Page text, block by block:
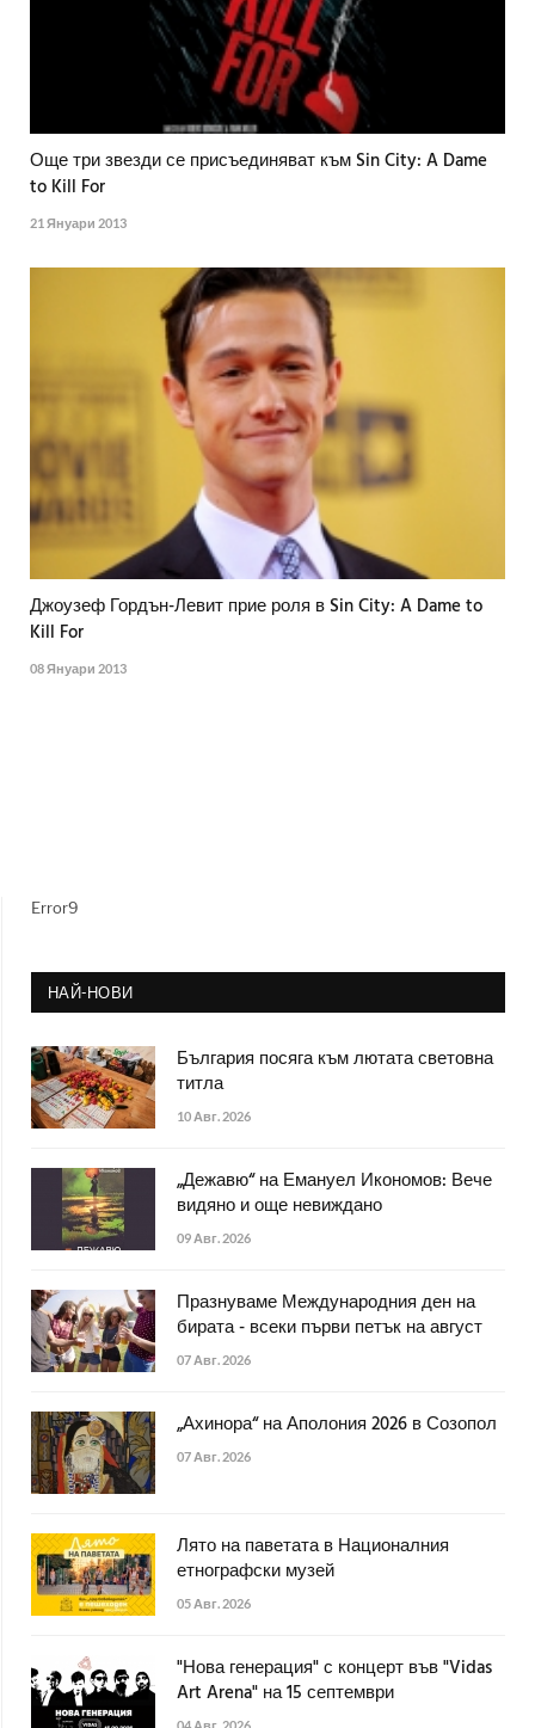
Още три звезди се присъединяват към Sin City: A Dame
to Kill For
21 Януари 2013
Джоузеф Гордън-Левит прие роля в Sin City: A Dame to
Kill For
08 Януари 2013
Error9
НАЙ-НОВИ
България посяга към лютата световна
титла
10 Авг. 2026
„Дежавю“ на Емануел Икономов: Вече
видяно и още невиждано
09 Авг. 2026
Празнуваме Международния ден на
бирата - всеки първи петък на август
07 Авг. 2026
„Ахинора“ на Аполония 2026 в Созопол
07 Авг. 2026
Лято на паветата в Националния
етнографски музей
05 Авг. 2026
"Нова генерация" с концерт във "Vidas
Art Arena" на 15 септември
04 Авг. 2026